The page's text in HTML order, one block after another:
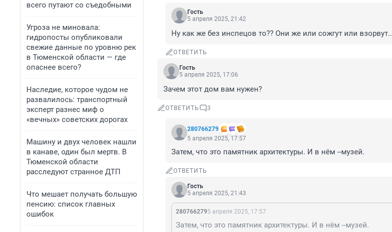
всего путают со съедобными
Угроза не миновала:
гидропосты опубликовали
свежие данные по уровню рек
в Тюменской области — где
опаснее всего?
Наследие, которое чудом не
развалилось: транспортный
эксперт разнес миф о
«вечных» советских дорогах
Машину и двух человек нашли
в канаве, один был мертв. В
Тюменской области
расследуют странное ДТП
Что мешает получать большую
пенсию: список главных
ошибок
Гость
5 апреля 2025, 21:42
Ну как же без инспецов то?? Они же или сожгут или взорвут..
ОТВЕТИТЬ
Гость
5 апреля 2025, 17:06
Зачем этот дом вам нужен?
ОТВЕТИТЬ 3
280766279
5 апреля 2025, 17:57
Затем, что это памятник архитектуры. И в нём --музей.
ОТВЕТИТЬ
Гость
5 апреля 2025, 21:43
2807662795 апреля 2025, 17:57
Затем, что это памятник архитектуры. И в нём --музей.